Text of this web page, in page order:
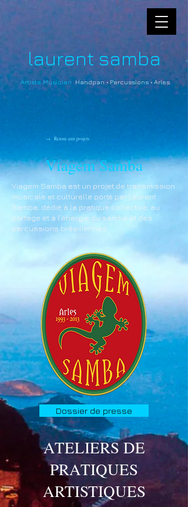
laurent samba
Artiste MusicienHandpan • Percussions • Arles
→ Retour aux projets
Viagem Samba
Viagem Samba est un projet de transmission
musicale et culturelle porté par Laurent
Samba, dédié à la pratique collective, au
partage et à l’énergie du samba et des
percussions brésiliennes.
Dossier de presse
ATELIERS DE
PRATIQUES
ARTISTIQUES